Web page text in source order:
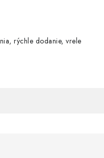
rýchle dodanie, vrele